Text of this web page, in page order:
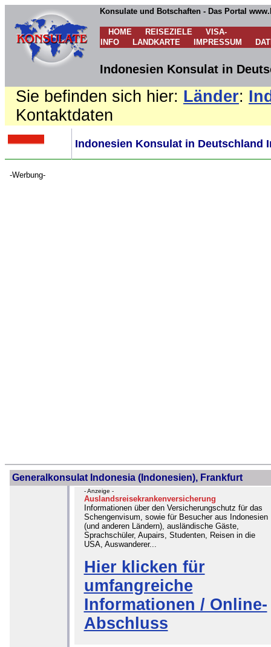
Konsulate und Botschaften - Das Portal
HOME REISEZIELE
VISA-
INFO
LANDKARTE IMPRESSUM
Indonesien Konsulat in
Sie befinden sich hier: Länder:
Kontaktdaten
Indonesien Konsulat in Deutschland
-Werbung-
Generalkonsulat Indonesia (Indonesien), Frankfurt
- Anzeige -
Auslandsreisekrankenversicherung
Informationen über den Versicherungschutz für das
Schengenvisum, sowie für Besucher aus Indonesien
(und anderen Ländern), ausländische Gäste,
Sprachschüler, Aupairs, Studenten, Reisen in die
USA, Auswanderer...
Hier klicken für
umfangreiche
Informationen / Online-
Abschluss